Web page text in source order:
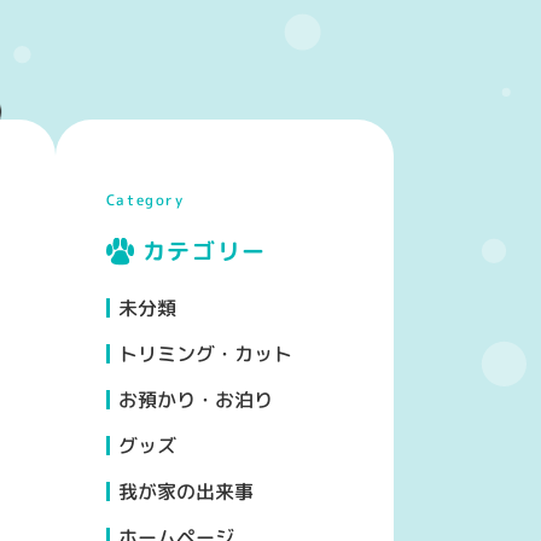
Category
カテゴリー
未分類
トリミング・カット
お預かり・お泊り
グッズ
我が家の出来事